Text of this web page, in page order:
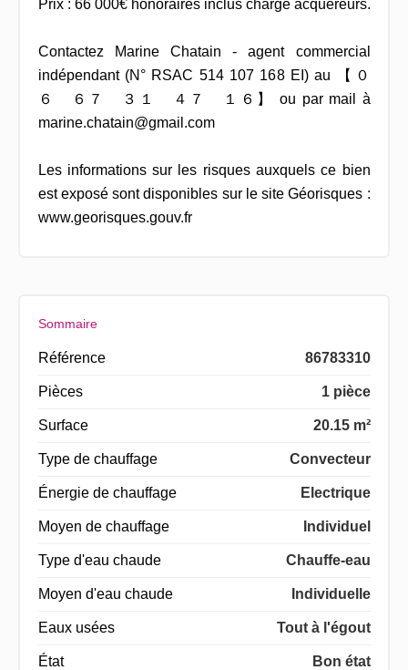
Prix : 66 000€ honoraires inclus charge acquéreurs.
Contactez Marine Chatain - agent commercial
indépendant (N° RSAC 514 107 168 EI) au 【 ０
６ ６７ ３１ ４７ １６】 ou par mail à
marine.chatain@gmail.com
Les informations sur les risques auxquels ce bien
est exposé sont disponibles sur le site Géorisques :
www.georisques.gouv.fr
Sommaire
Référence 86783310
Pièces 1 pièce
Surface 20.15 m²
Type de chauffage Convecteur
Énergie de chauffage Electrique
Moyen de chauffage Individuel
Type d'eau chaude Chauffe-eau
Moyen d'eau chaude Individuelle
Eaux usées Tout à l'égout
État Bon état